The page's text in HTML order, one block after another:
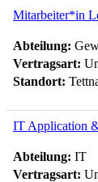
Mitarbeiter*in
Abteilung:
Vertragsart:
Standort:
IT Application
Abteilung: IT
Vertragsart: